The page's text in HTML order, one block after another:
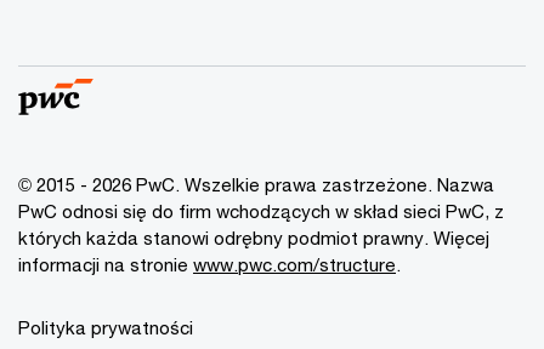
© 2015 - 2026 PwC. Wszelkie prawa zastrzeżone. Nazwa
PwC odnosi się do firm wchodzących w skład sieci PwC, z
których każda stanowi odrębny podmiot prawny. Więcej
informacji na stronie www.pwc.com/structure.
Polityka prywatności